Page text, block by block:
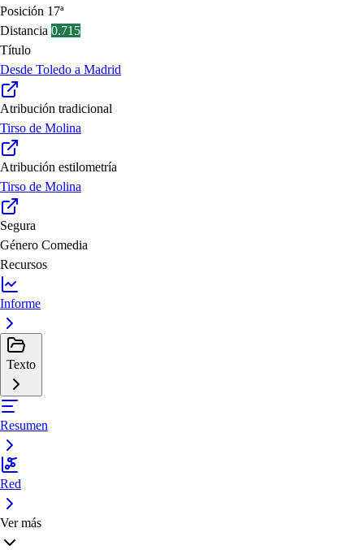
Posición 17ª
Distancia 0.715
Título
Desde Toledo a Madrid
Atribución tradicional
Tirso de Molina
Atribución estilometría
Tirso de Molina
Segura
Género Comedia
Recursos
Informe
Texto
Resumen
Red
Ver más